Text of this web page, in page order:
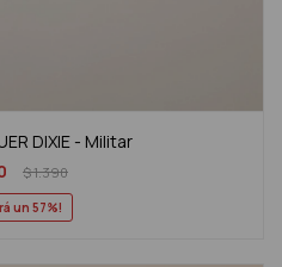
DIXIE - Militar
$1.390
57